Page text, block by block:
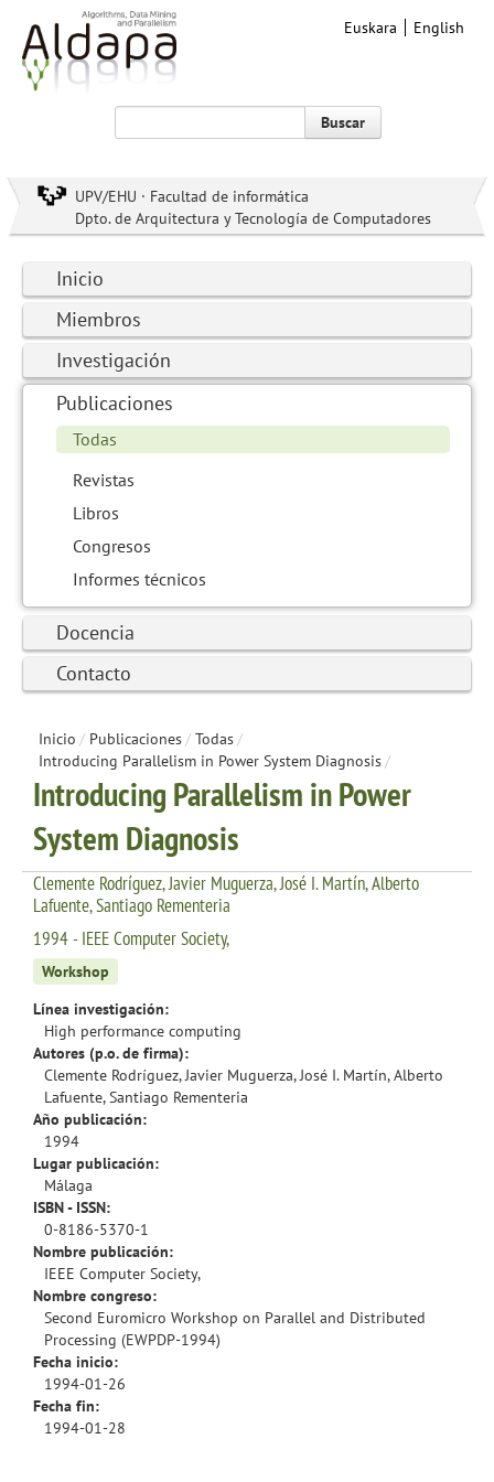
Euskara English
Buscar
UPV/EHU · Facultad de informática
Dpto. de Arquitectura y Tecnología de Computadores
Inicio
Miembros
Investigación
Publicaciones
Todas
Revistas
Libros
Congresos
Informes técnicos
Docencia
Contacto
Inicio / Publicaciones/ Todas/
Introducing Parallelism in Power System Diagnosis/
Introducing Parallelism in Power
System Diagnosis
Clemente Rodríguez, Javier Muguerza, José I. Martín, Alberto
Lafuente, Santiago Rementeria
1994 - IEEE Computer Society,
Workshop
Línea investigación:
High performance computing
Autores (p.o. de firma):
Clemente Rodríguez, Javier Muguerza, José I. Martín, Alberto
Lafuente, Santiago Rementeria
Año publicación:
1994
Lugar publicación:
Málaga
ISBN - ISSN:
0-8186-5370-1
Nombre publicación:
IEEE Computer Society,
Nombre congreso:
Second Euromicro Workshop on Parallel and Distributed
Processing (EWPDP-1994)
Fecha inicio:
1994-01-26
Fecha fin:
1994-01-28